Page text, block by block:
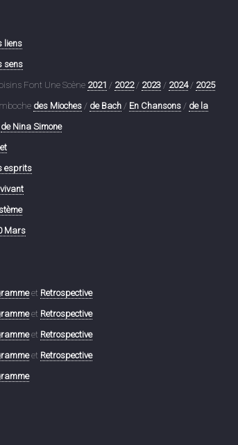
liens
sens
Font Une Scène 2021 / 2022/ 2023/ 2024/ 2025
des Mioches/ de Bach/ En Chansons/ de la
de Nina Simone
esprits
Mars
et Retrospective
et Retrospective
et Retrospective
et Retrospective